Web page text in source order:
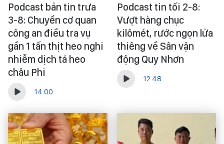
Podcast bản tin trưa
3-8: Chuyển cơ quan
công an điều tra vụ
gần 1 tấn thịt heo nghi
nhiễm dịch tả heo
châu Phi
14:00
Podcast tin tối 2-8:
Vượt hàng chục
kilômét, rước ngọn lửa
thiêng về Sân vận
động Quy Nhơn
12:48